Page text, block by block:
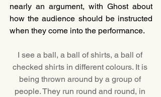
nearly an argument, with Ghost about
how the audience should be instructed
when they come into the performance.
I see a ball, a ball of shirts, a ball of
checked shirts in different colours. It is
being thrown around by a group of
people. They run round and round, in